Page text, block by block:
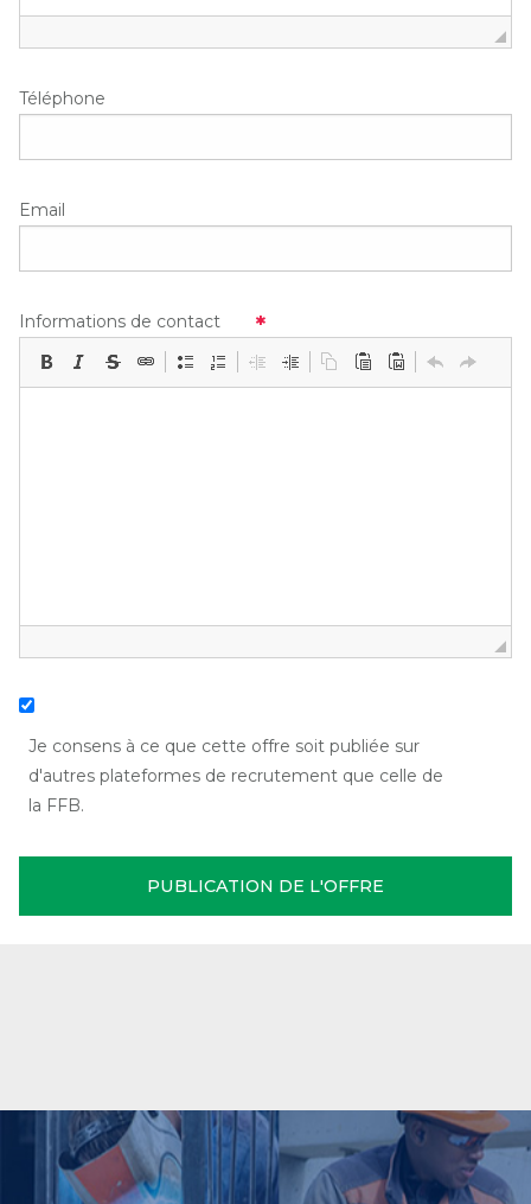
Téléphone
Email
Informations de contact
Je consens à ce que cette offre soit publiée sur
d'autres plateformes de recrutement que celle de
la FFB.
PUBLICATION DE L'OFFRE